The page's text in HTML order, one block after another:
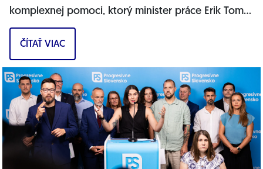
komplexnej pomoci, ktorý minister práce Erik Tomáš
predstavil ako zásadnú pomoc pre osamelých...
ČÍTAŤ VIAC